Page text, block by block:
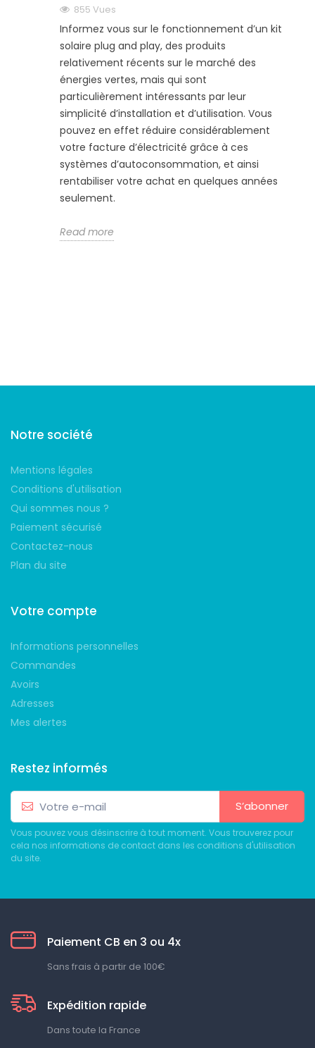
855 Vues
Informez vous sur le fonctionnement d’un kit
solaire plug and play, des produits
relativement récents sur le marché des
énergies vertes, mais qui sont
particulièrement intéressants par leur
simplicité d’installation et d’utilisation. Vous
pouvez en effet réduire considérablement
votre facture d’électricité grâce à ces
systèmes d’autoconsommation, et ainsi
rentabiliser votre achat en quelques années
seulement.
Read more
Notre société
Mentions légales
Conditions d'utilisation
Qui sommes nous ?
Paiement sécurisé
Contactez-nous
Plan du site
Votre compte
Informations personnelles
Commandes
Avoirs
Adresses
Mes alertes
Restez informés
S’abonner
Vous pouvez vous désinscrire à tout moment. Vous trouverez pour
cela nos informations de contact dans les conditions d'utilisation
du site.
Paiement CB en 3 ou 4x
Sans frais à partir de 100€
Expédition rapide
Dans toute la France